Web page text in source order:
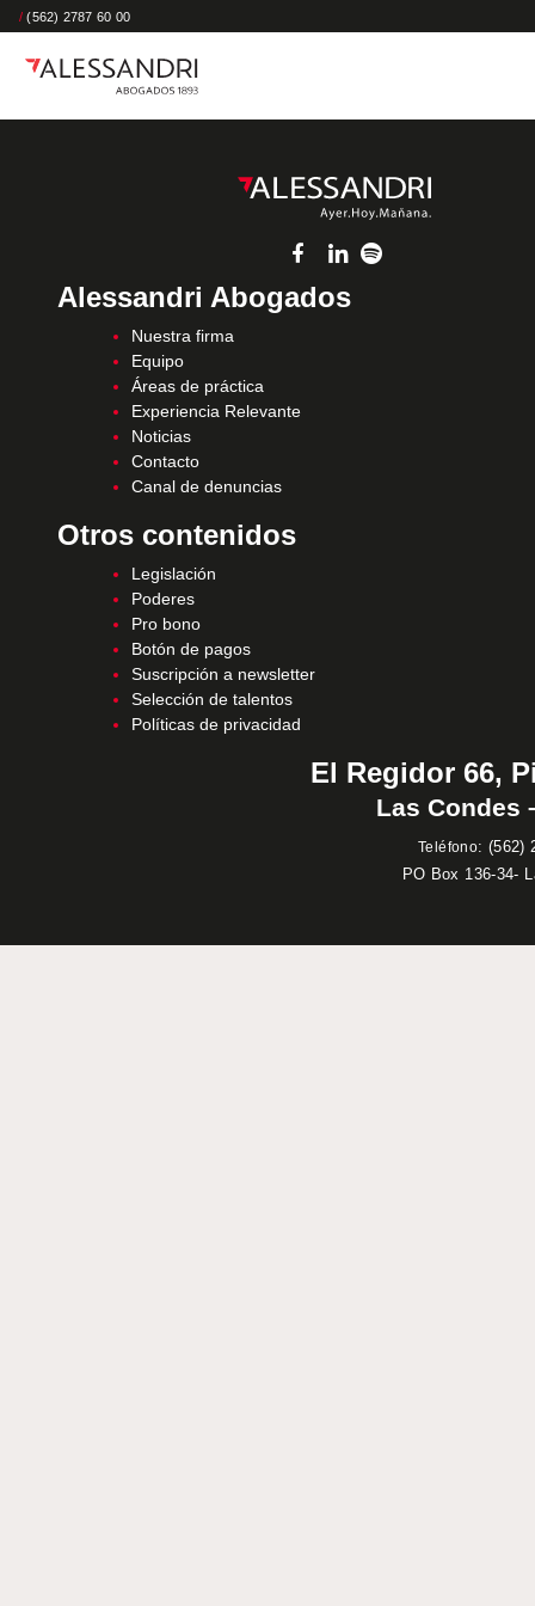
/ (562) 2787 60 00
Alessandri Abogados
Nuestra firma
Equipo
Áreas de práctica
Experiencia Relevante
Noticias
Contacto
Canal de denuncias
Otros contenidos
Legislación
Poderes
Pro bono
Botón de pagos
Suscripción a newsletter
Selección de talentos
Políticas de privacidad
El Regidor 66,
Las Condes
Teléfono: (562)
PO Box 136-34-